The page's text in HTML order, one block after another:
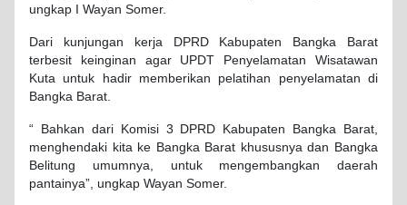
ungkap I Wayan Somer.
Dari kunjungan kerja DPRD Kabupaten Bangka Barat
terbesit keinginan agar UPDT Penyelamatan Wisatawan
Kuta untuk hadir memberikan pelatihan penyelamatan di
Bangka Barat.
“ Bahkan dari Komisi 3 DPRD Kabupaten Bangka Barat,
menghendaki kita ke Bangka Barat khususnya dan Bangka
Belitung umumnya, untuk mengembangkan daerah
pantainya”, ungkap Wayan Somer.